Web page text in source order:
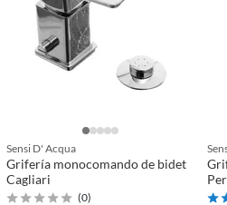
Sensi D' Acqua
Grifería monocomando de bidet
Cagliari
(0)